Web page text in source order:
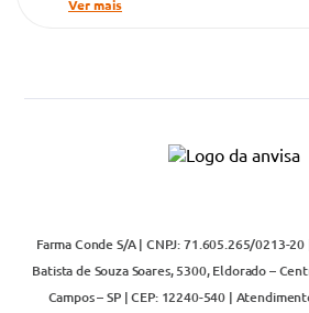
Ver mais
Farma Conde S/A | CNPJ: 71.605.265/0213-
Batista de Souza Soares, 5300, Eldorado –
Campos – SP | CEP: 12240-540 |